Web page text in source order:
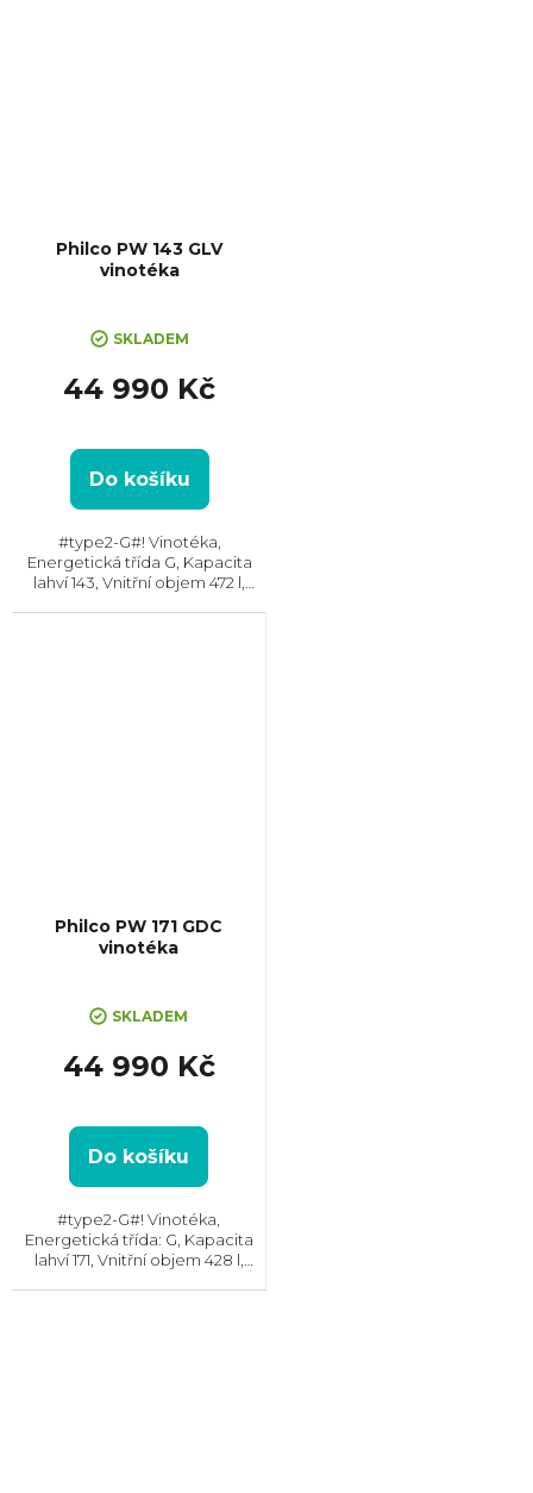
Philco PW 143 GLV
vinotéka
SKLADEM
44 990 Kč
Do košíku
#type2-G#! Vinotéka,
Energetická třída G, Kapacita
lahví 143, Vnitřní objem 472 l,
Philco PW 171 GDC
vinotéka
SKLADEM
44 990 Kč
Do košíku
#type2-G#! Vinotéka,
Energetická třída: G, Kapacita
lahví 171, Vnitřní objem 428 l,